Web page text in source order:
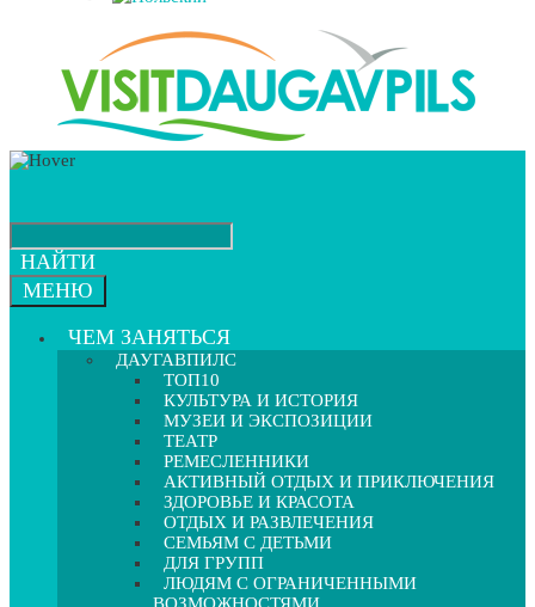
НАЙТИ
МЕНЮ
ЧЕМ ЗАНЯТЬСЯ
ДАУГАВПИЛС
ТОП10
КУЛЬТУРА И ИСТОРИЯ
МУЗЕИ И ЭКСПОЗИЦИИ
ТЕАТР
РЕМЕСЛЕННИКИ
АКТИВНЫЙ ОТДЫХ И ПРИКЛЮЧЕНИЯ
ЗДОРОВЬЕ И КРАСОТА
ОТДЫХ И РАЗВЛЕЧЕНИЯ
СЕМЬЯМ С ДЕТЬМИ
ДЛЯ ГРУПП
ЛЮДЯМ С ОГРАНИЧЕННЫМИ